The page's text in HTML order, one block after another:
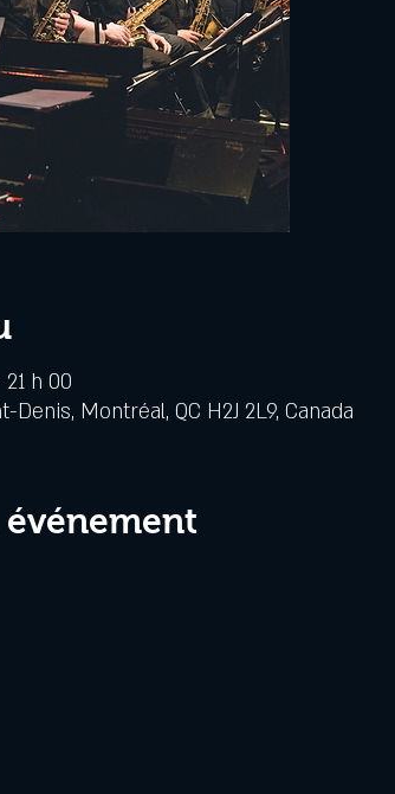
h 00
Denis, Montréal, QC H2J 2L9, Canada